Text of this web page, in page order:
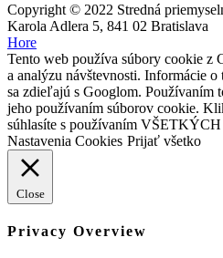
Copyright © 2022 Stredná
Karola Adlera 5, 841 02 Bratislava
Hore
Tento web používa súbory cookie z
a analýzu návštevnosti. Informácie
sa zdieľajú s Googlom. Používaním
jeho používaním súborov cookie.
súhlasíte s používaním
Nastavenia Cookies Prijať všetko
Close
Privacy Overview